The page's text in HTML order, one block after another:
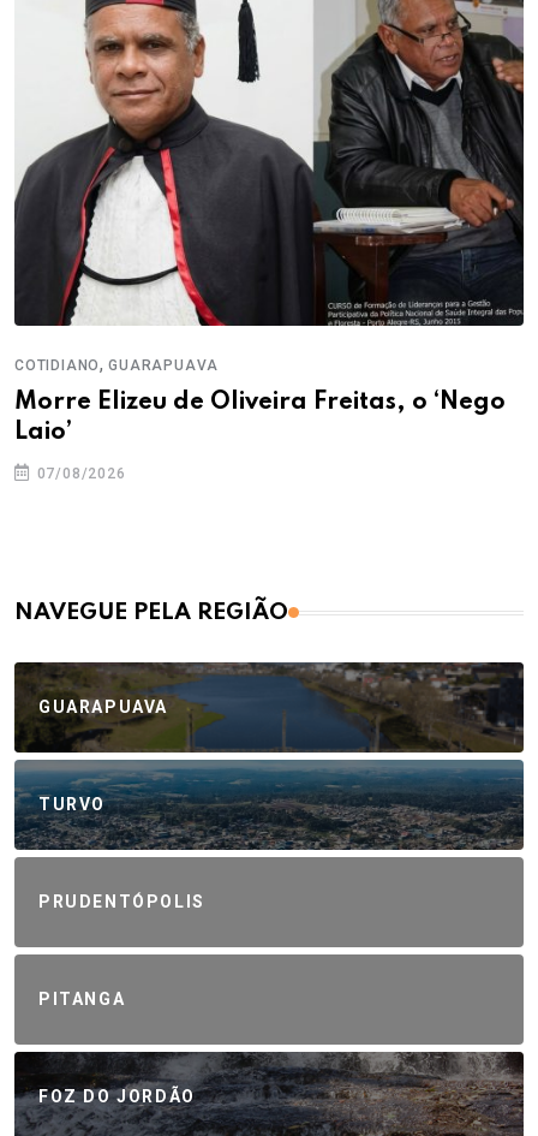
COTIDIANO,GUARAPUAVA
Morre Elizeu de Oliveira Freitas, o ‘Nego
Laio’
07/08/2026
NAVEGUE PELA REGIÃO
GUARAPUAVA
TURVO
PRUDENTÓPOLIS
PITANGA
FOZ DO JORDÃO